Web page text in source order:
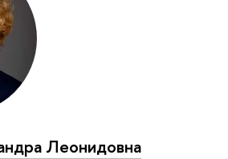
Леонидовна